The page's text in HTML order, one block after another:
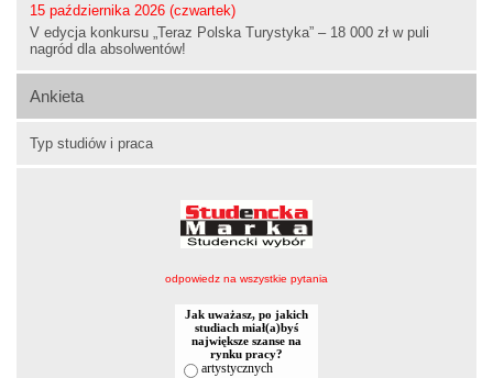
15 października 2026 (czwartek)
V edycja konkursu „Teraz Polska Turystyka” – 18 000 zł w puli
nagród dla absolwentów!
Ankieta
Typ studiów i praca
odpowiedz na wszystkie pytania